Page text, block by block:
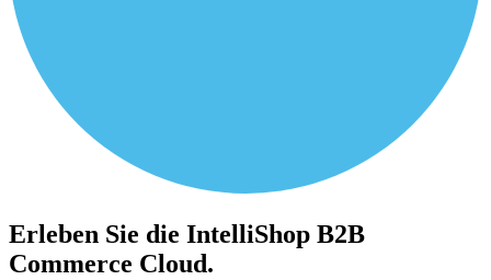
Erleben Sie die IntelliShop B2B
Commerce Cloud.